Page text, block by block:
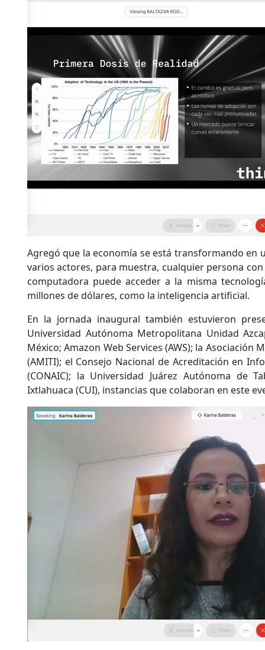
Agregó que la economía se está transformando en
varios actores, para muestra, cualquier persona
computadora puede acceder a la misma
millones de dólares, como la inteligencia artificial.
En la jornada inaugural también estuvieron
Universidad Autónoma Metropolitana Unidad
México; Amazon Web Services (AWS); la Asociación
(AMITI); el Consejo Nacional de Acreditación en
(CONAIC); la Universidad Juárez Autónoma de
Ixtlahuaca (CUI), instancias que colaboran en este